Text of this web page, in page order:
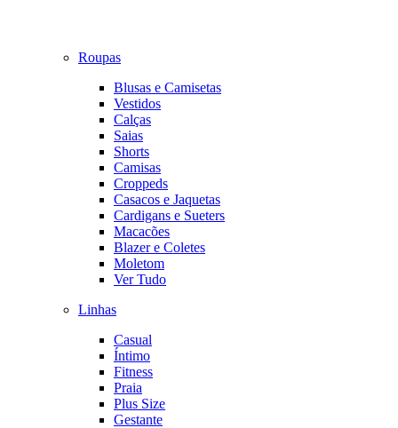
Roupas
Blusas e Camisetas
Vestidos
Calças
Saias
Shorts
Camisas
Croppeds
Casacos e Jaquetas
Cardigans e Sueters
Macacões
Blazer e Coletes
Moletom
Ver Tudo
Linhas
Casual
Íntimo
Fitness
Praia
Plus Size
Gestante